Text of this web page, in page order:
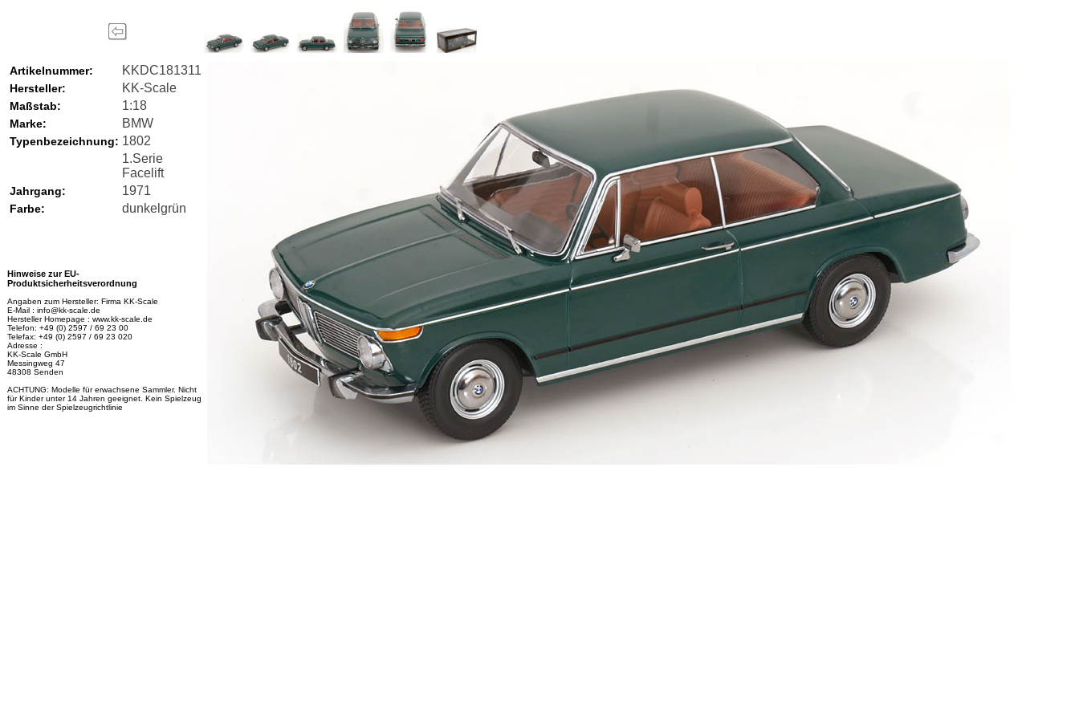
Artikelnummer: KKDC181311
Hersteller: KK-Scale
Maßstab: 1:18
Marke: BMW
Typenbezeichnung: 1802
1.Serie
Facelift
Jahrgang: 1971
Farbe: dunkelgrün
Hinweise zur EU-
Produktsicherheitsverordnung
Angaben zum Hersteller: Firma KK-Scale
E-Mail : info@kk-scale.de
Hersteller Homepage : www.kk-scale.de
Telefon: +49 (0) 2597 / 69 23 00
Telefax: +49 (0) 2597 / 69 23 020
Adresse :
KK-Scale GmbH
Messingweg 47
48308 Senden
ACHTUNG: Modelle für erwachsene Sammler. Nicht
für Kinder unter 14 Jahren geeignet. Kein Spielzeug
im Sinne der Spielzeugrichtlinie